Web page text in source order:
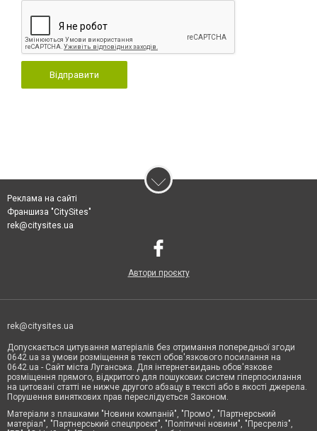
Відправити
Реклама на сайті
Франшиза "CitySites"
rek@citysites.ua
Автори проєкту
rek@citysites.ua
Допускається цитування матеріалів без отримання попередньої згоди
0642.ua за умови розміщення в тексті обов'язкового посилання на
0642.ua - Сайт міста Луганська. Для інтернет-видань обов'язкове
розміщення прямого, відкритого для пошукових систем гіперпосилання
на цитовані статті не нижче другого абзацу в тексті або в якості джерела.
Порушення виняткових прав переслідується Законом.
Матеріали з плашками "Новини компаній", "Промо", "Партнерський
матеріал", "Партнерський спецпроєкт", "Політичні новини", "Пресреліз",